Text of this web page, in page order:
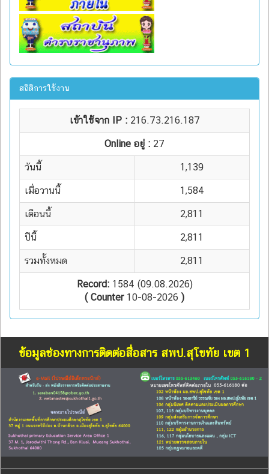
สถิติการใช้งาน
เข้าใช้จาก IP : 216.73.216.187
Online อยู่ : 27
วันนี้ 1,139
เมื่อวานนี้ 1,584
เดือนนี้ 2,811
ปีนี้ 2,811
รวมทั้งหมด 2,811
Record:1584 (09.08.2026)
( Counter10-08-2026 )
ข้อมูลช่องทางการติดต่อสื่อสาร สพป.สุโขทัย เขต 1